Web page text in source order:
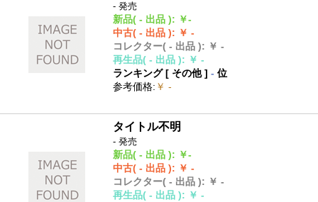
- 発売
新品( - 出品 ): ￥-
中古( - 出品 ): ￥ -
コレクター( - 出品 ): ￥ -
再生品( - 出品 ): ￥ -
ランキング [ その他]- 位
参考価格: ￥ -
タイトル不明
- 発売
新品( - 出品 ): ￥-
中古( - 出品 ): ￥ -
コレクター( - 出品 ): ￥ -
再生品( - 出品 ): ￥ -